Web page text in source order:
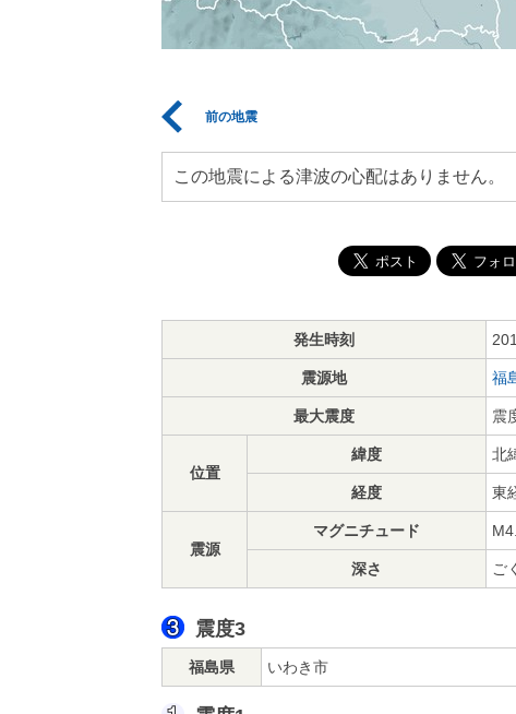
前の地震
この地震による津波の心配はありません。
発生時刻
震源地 福
最大震度 震
位置
緯度 北
経度 東
震源
マグニチュード
深さ ご
震度3
福島県 いわき市